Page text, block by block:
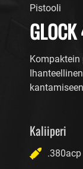
Pistooli
Kaliiperi
.380acp